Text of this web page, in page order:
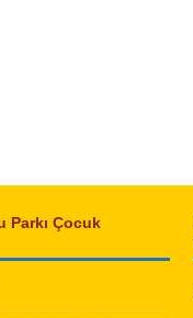
Parkı Çocuk